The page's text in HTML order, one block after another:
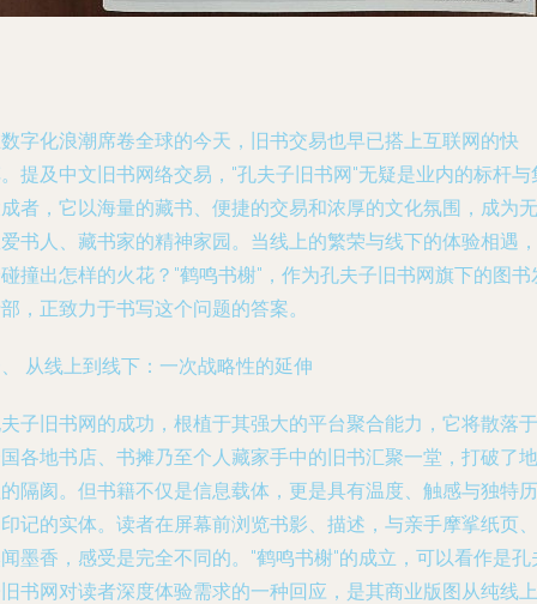
字化浪潮席卷全球的今天，旧书交易也早已搭上互联网的快
提及中文旧书网络交易，"孔夫子旧书网"无疑是业内的标杆与
者，它以海量的藏书、便捷的交易和浓厚的文化氛围，成为无
书人、藏书家的精神家园。当线上的繁荣与线下的体验相遇，
撞出怎样的火花？"鹤鸣书榭"，作为孔夫子旧书网旗下的图书
，正致力于书写这个问题的答案。
从线上到线下：一次战略性的延伸
子旧书网的成功，根植于其强大的平台聚合能力，它将散落于
各地书店、书摊乃至个人藏家手中的旧书汇聚一堂，打破了地
隔阂。但书籍不仅是信息载体，更是具有温度、触感与独特历
记的实体。读者在屏幕前浏览书影、描述，与亲手摩挲纸页、
墨香，感受是完全不同的。"鹤鸣书榭"的成立，可以看作是孔
书网对读者深度体验需求的一种回应，是其商业版图从纯线上